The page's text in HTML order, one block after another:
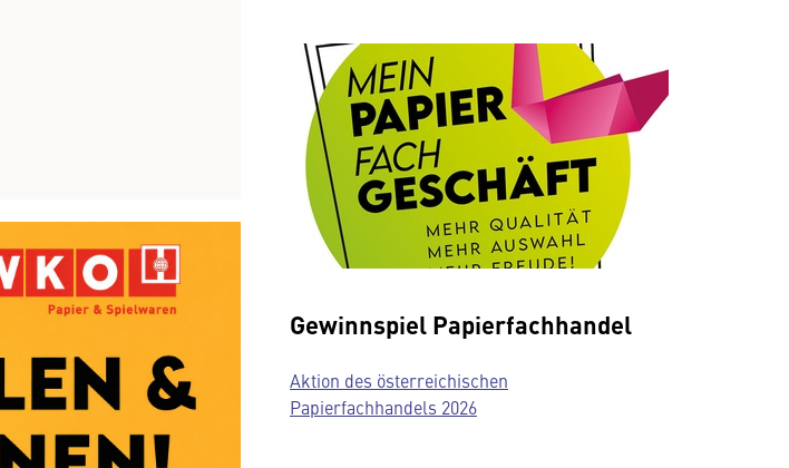
Gewinnspiel Papierfachhandel
Aktion des österreichischen
Papierfachhandels 2026